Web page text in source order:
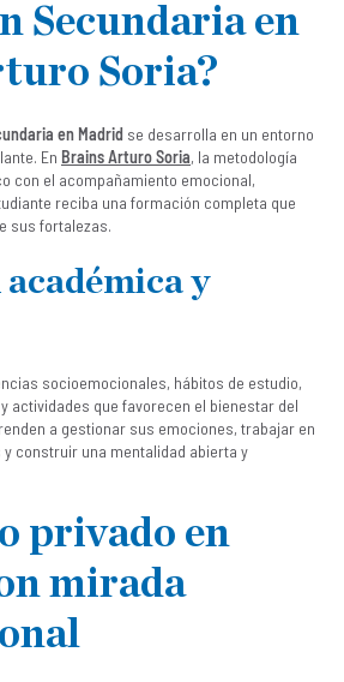
Secundaria en
Soria?
en Madrid se desarrolla en un entorno
En Brains Arturo Soria, la metodología
con el acompañamiento emocional,
reciba una formación completa que
sus fortalezas.
y
socioemocionales, hábitos de estudio,
actividades que favorecen el bienestar del
a gestionar sus emociones, trabajar en
construir una mentalidad abierta y
privado en
mirada